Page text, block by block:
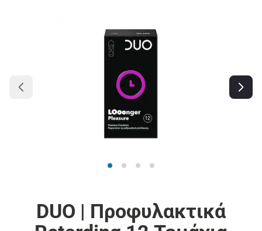
DUO | Προφυλακτικά